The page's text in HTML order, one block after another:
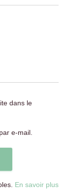
dans le
e-mail.
En savoir plus